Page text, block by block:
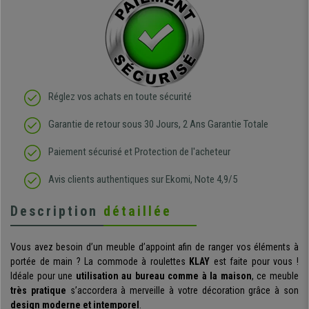
Réglez vos achats en toute sécurité
Garantie de retour sous 30 Jours, 2 Ans Garantie Totale
Paiement sécurisé et Protection de l'acheteur
Avis clients authentiques sur Ekomi, Note 4,9/5
Description détaillée
Vous avez besoin d’un meuble d’appoint afin de ranger vos éléments à
portée de main ? La commode à roulettes KLAY est faite pour vous !
Idéale pour une utilisation au bureau comme à la maison, ce meuble
très pratique s’accordera à merveille à votre décoration grâce à son
design moderne et intemporel .